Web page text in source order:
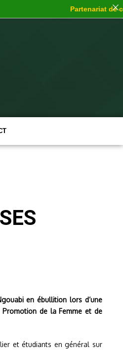
en ébullition lors d’une
de la Femme et de
et étudiants en général sur
Partenariat de choc